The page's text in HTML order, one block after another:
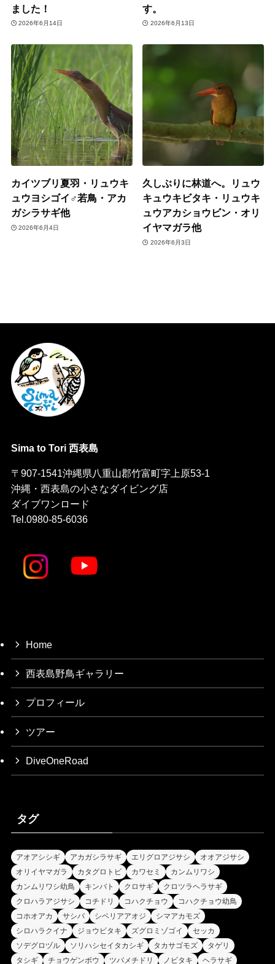
ました！
2026年6月14日
す。
2026年6月13日
カイツブリ夏羽・リュウキ
ュウヨシゴイ♂若鳥・アカ
ガシラサギ他
2026年6月4日
久しぶりに林道へ。リュウ
キュウキビタキ・リュウキ
ュウアカショウビン・オリ
イヤマガラ他
2026年6月3日
Sima to Tori 西表島
〒907-1541沖縄県八重山郡竹富町字上原53-1
沖縄・西表島の小さなダイビング店
ダイブワンロード
Tel.0980-85-6036
Home
西表島野鳥ギャラリー
プロフィール
ツアー
DiveOneRoad
タグ
アオアシシギ アカガシラサギ エリグロアジサシ
オオアジサシ
オリイヤマガラ
カタグロトビ カワセミ
カンムリワシ
カンムリワシ幼鳥
キンバト クロサギ
クロツラヘラサギ
クロハラアジサシ
コチドリ コハクチョウ
コハクチョウ幼鳥
コホオアカ
サシバ シベリアアオジ
シマアカモズ
シロハラクイナ
ジョウビタキ ズグロミゾゴイ
セッカ
ソデグロヅル
ソリハシセイタカシギ タカサゴモズ
タゲリ
タシギ
チョウゲンボウ ツバメチドリ ノビタキ ヘラサギ